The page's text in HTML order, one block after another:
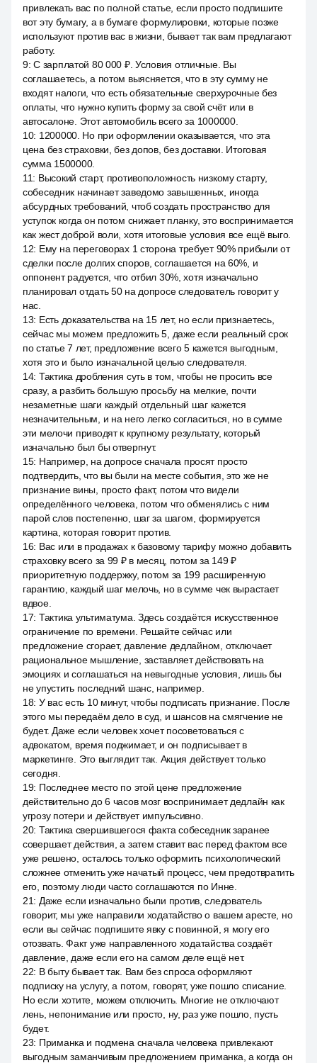
привлекать вас по полной статье, если просто подпишите
вот эту бумагу, а в бумаге формулировки, которые позже
используют против вас в жизни, бывает так вам предлагают
работу.
9:С зарплатой 80 000 ₽. Условия отличные. Вы
соглашаетесь, а потом выясняется, что в эту сумму не
входят налоги, что есть обязательные сверхурочные без
оплаты, что нужно купить форму за свой счёт или в
автосалоне. Этот автомобиль всего за 1000000.
10: 1200000. Но при оформлении оказывается, что эта
цена без страховки, без допов, без доставки. Итоговая
сумма 1500000.
11: Высокий старт, противоположность низкому старту,
собеседник начинает заведомо завышенных, иногда
абсурдных требований, чтоб создать пространство для
уступок когда он потом снижает планку, это воспринимается
как жест доброй воли, хотя итоговые условия все ещё выго.
12: Ему на переговорах 1 сторона требует 90% прибыли от
сделки после долгих споров, соглашается на 60%, и
оппонент радуется, что отбил 30%, хотя изначально
планировал отдать 50 на допросе следователь говорит у
нас.
13: Есть доказательства на 15 лет, но если признаетесь,
сейчас мы можем предложить 5, даже если реальный срок
по статье 7 лет, предложение всего 5 кажется выгодным,
хотя это и было изначальной целью следователя.
14: Тактика дробления суть в том, чтобы не просить все
сразу, а разбить большую просьбу на мелкие, почти
незаметные шаги каждый отдельный шаг кажется
незначительным, и на него легко согласиться, но в сумме
эти мелочи приводят к крупному результату, который
изначально был бы отвергнут.
15: Например, на допросе сначала просят просто
подтвердить, что вы были на месте события, это же не
признание вины, просто факт, потом что видели
определённого человека, потом что обменялись с ним
парой слов постепенно, шаг за шагом, формируется
картина, которая говорит против.
16: Вас или в продажах к базовому тарифу можно добавить
страховку всего за 99 ₽ в месяц, потом за 149 ₽
приоритетную поддержку, потом за 199 расширенную
гарантию, каждый шаг мелочь, но в сумме чек вырастает
вдвое.
17: Тактика ультиматума. Здесь создаётся искусственное
ограничение по времени. Решайте сейчас или
предложение сгорает, давление дедлайном, отключает
рациональное мышление, заставляет действовать на
эмоциях и соглашаться на невыгодные условия, лишь бы
не упустить последний шанс, например.
18: У вас есть 10 минут, чтобы подписать признание. После
этого мы передаём дело в суд, и шансов на смягчение не
будет. Даже если человек хочет посоветоваться с
адвокатом, время поджимает, и он подписывает в
маркетинге. Это выглядит так. Акция действует только
сегодня.
19: Последнее место по этой цене предложение
действительно до 6 часов мозг воспринимает дедлайн как
угрозу потери и действует импульсивно.
20: Тактика свершившегося факта собеседник заранее
совершает действия, а затем ставит вас перед фактом все
уже решено, осталось только оформить психологический
сложнее отменить уже начатый процесс, чем предотвратить
его, поэтому люди часто соглашаются по Инне.
21: Даже если изначально были против, следователь
говорит, мы уже направили ходатайство о вашем аресте, но
если вы сейчас подпишите явку с повинной, я могу его
отозвать. Факт уже направленного ходатайства создаёт
давление, даже если его на самом деле ещё нет.
22: В быту бывает так. Вам без спроса оформляют
подписку на услугу, а потом, говорят, уже пошло списание.
Но если хотите, можем отключить. Многие не отключают
лень, непонимание или просто, ну, раз уже пошло, пусть
будет.
23: Приманка и подмена сначала человека привлекают
выгодным заманчивым предложением приманка, а когда он